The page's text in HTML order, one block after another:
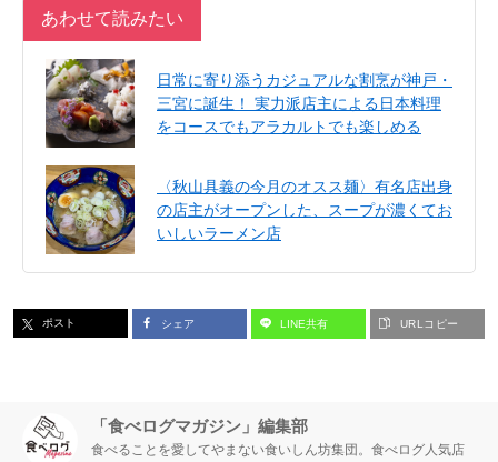
あわせて読みたい
日常に寄り添うカジュアルな割烹が神戸・
三宮に誕生！ 実力派店主による日本料理
をコースでもアラカルトでも楽しめる
〈秋山具義の今月のオスス麺〉有名店出身
の店主がオープンした、スープが濃くてお
いしいラーメン店
ポスト シェア LINE共有 URLコピー
「食べログマガジン」編集部
食べることを愛してやまない食いしん坊集団。食べログ人気店